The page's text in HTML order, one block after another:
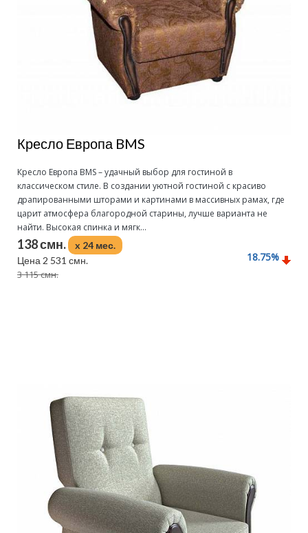
Кресло Европа BMS
Кресло Европа BMS – удачный выбор для гостиной в
классическом стиле. В создании уютной гостиной с красиво
драпированными шторами и картинами в массивных рамах, где
царит атмосфера благородной старины, лучше варианта не
найти. Высокая спинка и мягк...
138 смн.
x 24 мес.
Цена 2 531 смн.
3 115 смн.
18.75%